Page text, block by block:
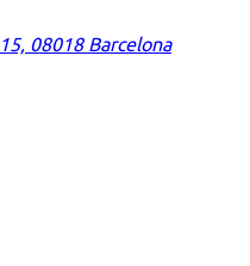
08018 Barcelona